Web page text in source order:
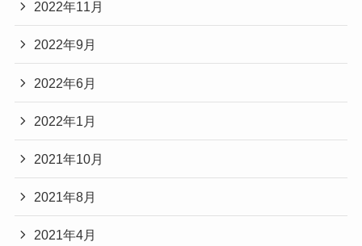
2022年11月
2022年9月
2022年6月
2022年1月
2021年10月
2021年8月
2021年4月